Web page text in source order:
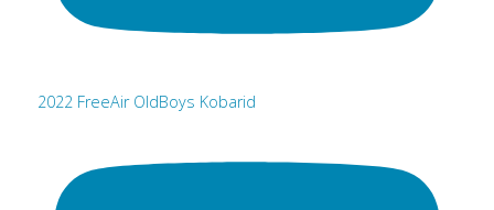
2022 FreeAir OldBoys Kobarid